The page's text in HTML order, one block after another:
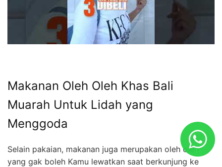
Makanan Oleh Oleh Khas Bali
Muarah Untuk Lidah yang
Menggoda
Selain pakaian, makanan juga merupakan oleh oleh
yang gak boleh Kamu lewatkan saat berkunjung ke